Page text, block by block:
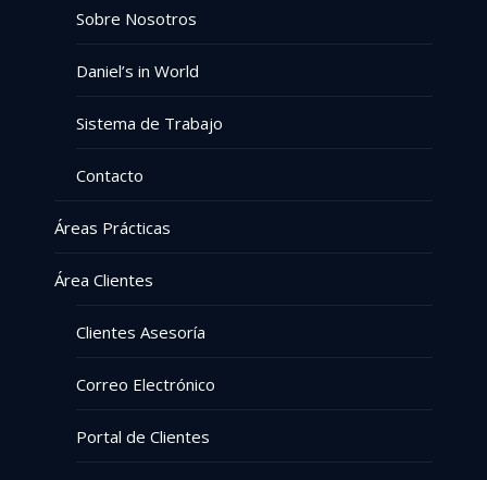
Sobre Nosotros
Daniel’s in World
Sistema de Trabajo
Contacto
Áreas Prácticas
Área Clientes
Clientes Asesoría
Correo Electrónico
Portal de Clientes